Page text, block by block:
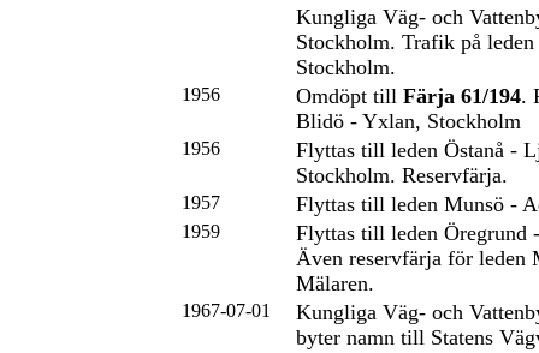
Kungliga Väg- och
Stockholm. Trafik på
Stockholm.
1956 Omdöpt till Färja 61/194.
Blidö - Yxlan, Stockholm
1956
Flyttas till leden Östanå -
Stockholm. Reservfärja.
1957 Flyttas till leden Munsö -
1959
Flyttas till leden Öregrund
Även reservfärja för leden
Mälaren.
1967-07-01
Kungliga Väg- och
byter namn till Statens